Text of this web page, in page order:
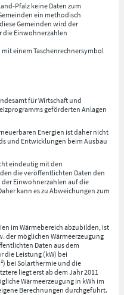
Pfalz keine Daten zum
ein methodisch
Gemeinden wird der
die Einwohnerzahlen
einem Taschenrechnersymbol
für Wirtschaft und
geförderten Anlagen
Energien ist daher nicht
und Entwicklungen beim Ausbau
eindeutig mit den
die veröffentlichten Daten den
Einwohnerzahlen auf die
kann es zu Abweichungen zum
im Wärmebereich abzubilden, ist
der möglichen Wärmeerzeugung
Daten aus dem
die Leistung (kW) bei
bei Solarthermie und die
liegt erst ab dem Jahr 2011
Wärmeerzeugung in kWh im
Berechnungen durchgeführt.